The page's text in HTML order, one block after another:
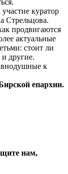
куратор
Стрельцова.
продвигаются
актуальные
стоит ли
и другие.
к
епархии.
нам,